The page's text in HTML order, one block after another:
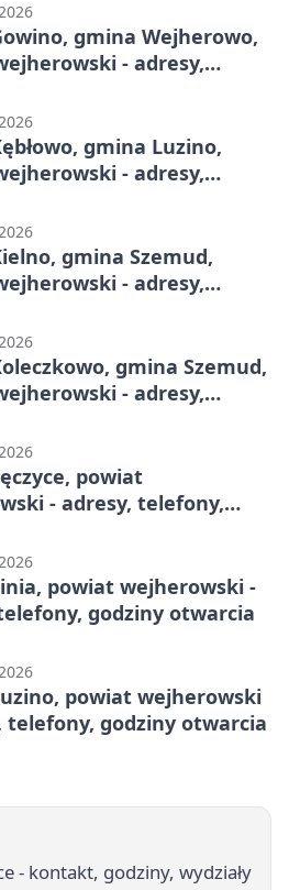
gmina Wejherowo,
- adresy,
gmina Luzino,
- adresy,
gmina Szemud,
- adresy,
gmina Szemud,
- adresy,
powiat
- adresy, telefony,
powiat wejherowski -
godziny otwarcia
powiat wejherowski
telefony, godziny otwarcia
- kontakt, godziny, wydziały